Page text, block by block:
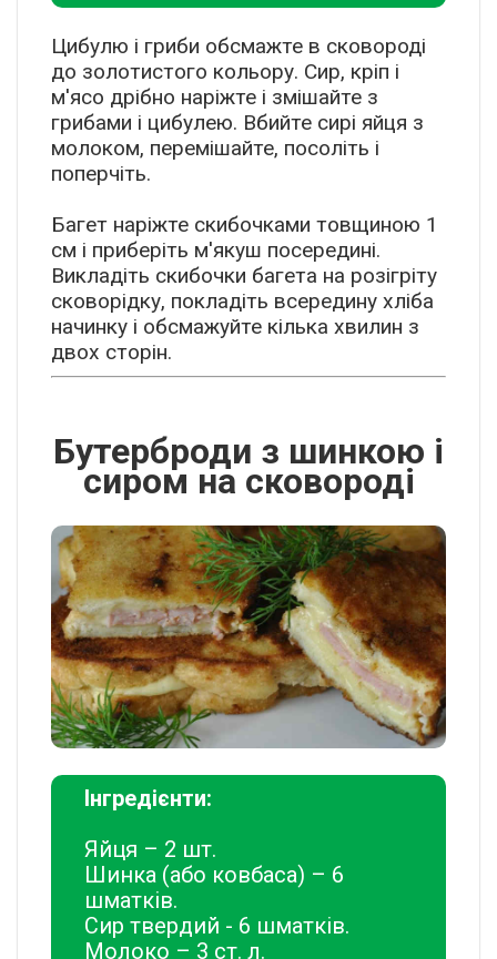
Цибулю і гриби обсмажте в сковороді
до золотистого кольору. Сир, кріп і
м'ясо дрібно наріжте і змішайте з
грибами і цибулею. Вбийте сирі яйця з
молоком, перемішайте, посоліть і
поперчіть.
Багет наріжте скибочками товщиною 1
см і приберіть м'якуш посередині.
Викладіть скибочки багета на розігріту
сковорідку, покладіть всередину хліба
начинку і обсмажуйте кілька хвилин з
двох сторін.
Бутерброди з шинкою і
сиром на сковороді
Інгредієнти:
Яйця – 2 шт.
Шинка (або ковбаса) – 6
шматків.
Сир твердий - 6 шматків.
Молоко – 3 ст. л.